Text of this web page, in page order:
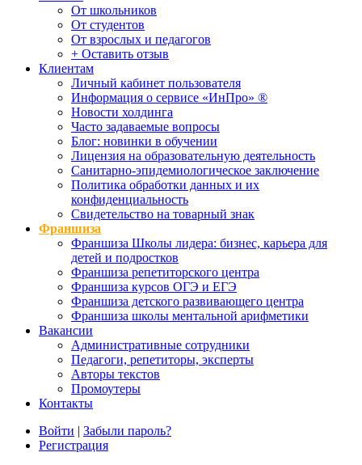
От школьников
От студентов
От взрослых и педагогов
+ Оставить отзыв
Клиентам
Личный кабинет пользователя
Информация о сервисе «ИнПро» ®
Новости холдинга
Часто задаваемые вопросы
Блог: новинки в обучении
Лицензия на образовательную деятельность
Санитарно-эпидемиологическое заключение
Политика обработки данных и их
конфиденциальность
Свидетельство на товарный знак
Франшиза
Франшиза Школы лидера: бизнес, карьера для
детей и подростков
Франшиза репетиторского центра
Франшиза курсов ОГЭ и ЕГЭ
Франшиза детского развивающего центра
Франшиза школы ментальной арифметики
Вакансии
Административные сотрудники
Педагоги, репетиторы, эксперты
Авторы текстов
Промоутеры
Контакты
Войти | Забыли пароль?
Регистрация